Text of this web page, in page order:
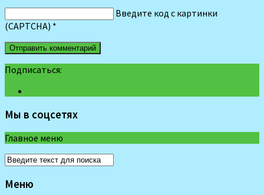
Введите код с картинки
(CAPTCHA) *
Подписаться:
Мы в соцсетях
Главное меню
Меню